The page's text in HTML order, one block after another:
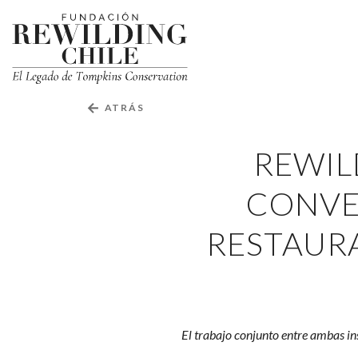
Rewilding
Chile
y
CONAF
Fundación
Rewilding
Chile
← ATRÁS
El trabajo conjunto entre ambas